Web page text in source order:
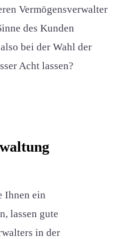
Vermögensverwalter
des Kunden
bei der Wahl der
Acht lassen?
Ihnen ein
lassen gute
in der